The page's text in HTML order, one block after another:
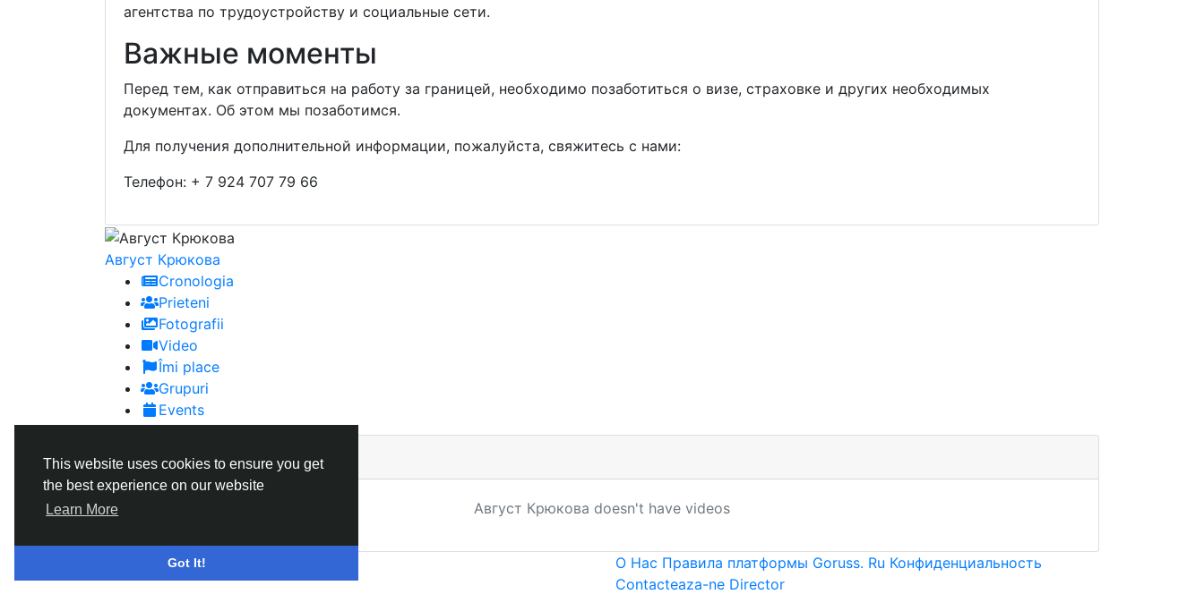
This website uses cookies to ensure you get
the best experience on our website
Learn More
Got It!
агентства по трудоустройству и социальные сети.
Важные моменты
Перед тем, как отправиться на работу за границей, необходимо позаботиться о визе, страховке и других необходимых
документах. Об этом мы позаботимся.
Для получения дополнительной информации, пожалуйста, свяжитесь с нами:
Телефон: + 7 924 707 79 66
Август Крюковa
Cronologia
Prieteni
Fotografii
Video
Îmi place
Grupuri
Events
Video
Август Крюковa doesn't have videos
© 2026 Goruss О Нас Правила платформы Goruss. Ru Конфиденциальность
Contacteaza-ne Director